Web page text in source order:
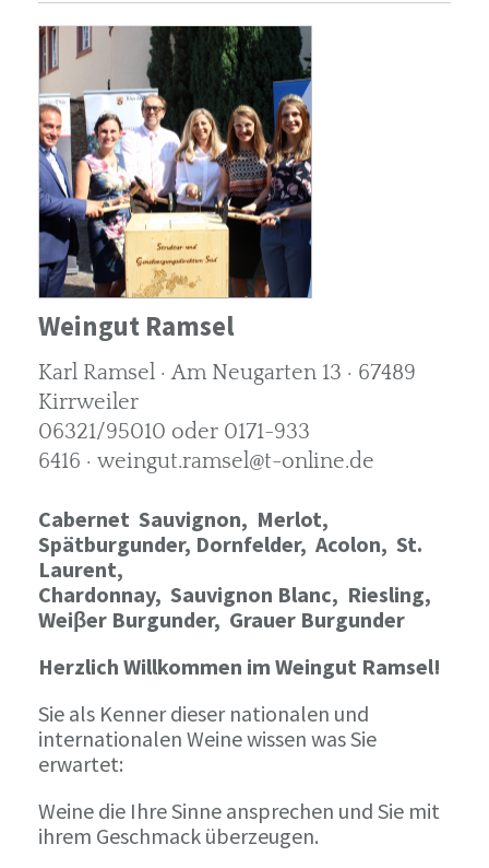
Weingut Ramsel
Karl Ramsel · Am Neugarten 13 · 67489
Kirrweiler
06321/95010 oder 0171-933
6416 · weingut.ramsel@t-online.de
Cabernet Sauvignon, Merlot,
Spätburgunder, Dornfelder, Acolon, St.
Laurent,
Chardonnay, Sauvignon Blanc, Riesling,
Weiβer Burgunder, Grauer Burgunder
Herzlich Willkommen im Weingut Ramsel!
Sie als Kenner dieser nationalen und
internationalen Weine wissen was Sie
erwartet:
Weine die Ihre Sinne ansprechen und Sie mit
ihrem Geschmack überzeugen.